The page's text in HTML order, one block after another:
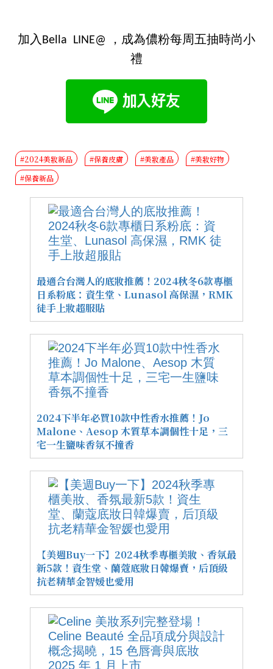
加入Bella LINE@ ，成為儂粉每周五抽時尚小
禮
#2024美妝新品 #保養皮膚 #美妝產品
#美妝好物
#保養新品
最適合台灣人的底妝推薦！2024秋冬6款專櫃
日系粉底：資生堂、Lunasol 高保濕，RMK
徒手上妝超服貼
2024下半年必買10款中性香水推薦！Jo
Malone、Aesop 木質草本調個性十足，三
宅一生鹽味香氛不撞香
【美週Buy一下】2024秋季專櫃美妝、香氛最
新5款！資生堂、蘭蔻底妝日韓爆賣，后頂級
抗老精華金智媛也愛用